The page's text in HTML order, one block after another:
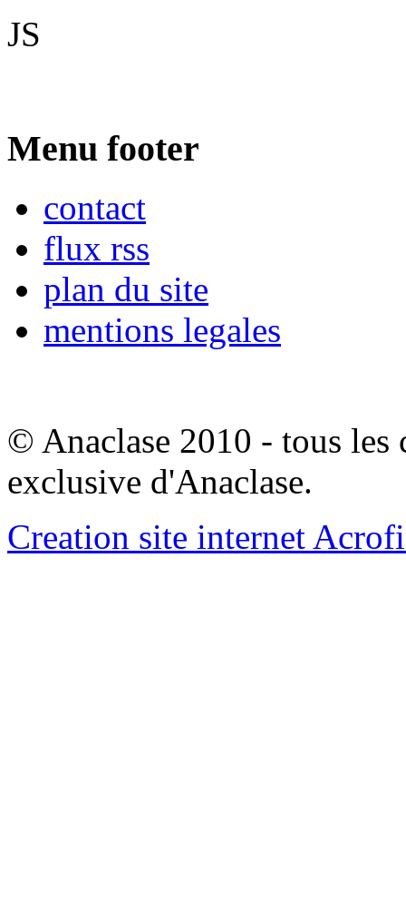
JS
Menu footer
contact
flux rss
plan du site
mentions legales
© Anaclase 2010 - tous les
exclusive d'Anaclase.
Creation site internet